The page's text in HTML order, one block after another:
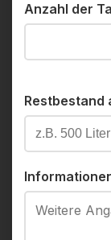
Anzahl der
Restbestand